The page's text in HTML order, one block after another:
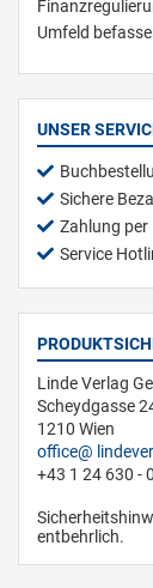
Umfeld
UNSER
Sichere
Zahlung per
Service
Linde Verlag
Scheydgasse
1210 Wien
office
+43 1 24 630 - 0
entbehrlich.